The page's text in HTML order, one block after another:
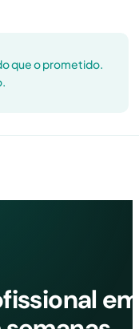
que o prometido.
em